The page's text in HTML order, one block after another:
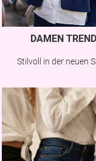
DAMEN
Stilvoll in der neuen